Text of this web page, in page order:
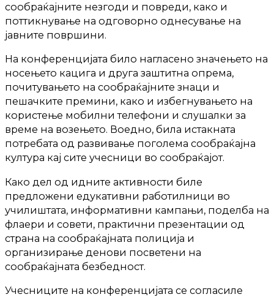
сообраќајните незгоди и повреди, како и
поттикнување на одговорно однесување на
јавните површини.
На конференцијата било нагласено значењето на
носењето кацига и друга заштитна опрема,
почитувањето на сообраќајните знаци и
пешачките премини, како и избегнувањето на
користење мобилни телефони и слушалки за
време на возењето. Воедно, била истакната
потребата од развивање поголема сообраќајна
култура кај сите учесници во сообраќајот.
Како дел од идните активности биле
предложени едукативни работилници во
училиштата, информативни кампањи, поделба на
флаери и совети, практични презентации од
страна на сообраќајната полиција и
организирање денови посветени на
сообраќајната безбедност.
Учесниците на конференцијата се согласиле